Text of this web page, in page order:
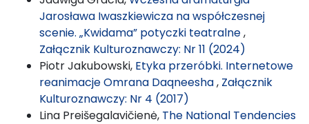
Jarosława Iwaszkiewicza na współczesnej
scenie. „Kwidama” potyczki teatralne,
Załącznik Kulturoznawczy: Nr 11 (2024)
Piotr Jakubowski, Etyka przeróbki. Internetowe
reanimacje Omrana Daqneesha, Załącznik
Kulturoznawczy: Nr 4 (2017)
Lina Preišegalavičienė, The National Tendencies